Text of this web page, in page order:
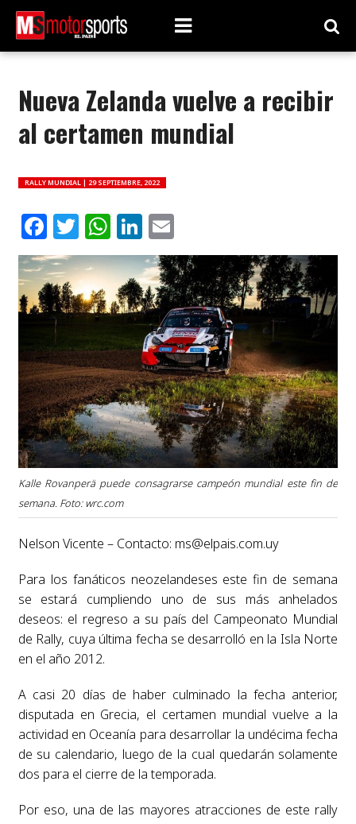
Nueva Zelanda vuelve a recibir
al certamen mundial
RALLY MUNDIAL | 29 SEPTIEMBRE, 2022
Facebook
Twitter
WhatsApp
LinkedIn
Email
Kalle Rovanperä puede consagrarse campeón mundial este fin de
semana. Foto: wrc.com
Nelson Vicente – Contacto: ms@elpais.com.uy
Para los fanáticos neozelandeses este fin de semana
se estará cumpliendo uno de sus más anhelados
deseos: el regreso a su país del Campeonato Mundial
de Rally, cuya última fecha se desarrolló en la Isla Norte
en el año 2012.
A casi 20 días de haber culminado la fecha anterior,
disputada en Grecia, el certamen mundial vuelve a la
actividad en Oceanía para desarrollar la undécima fecha
de su calendario, luego de la cual quedarán solamente
dos para el cierre de la temporada.
Por eso, una de las mayores atracciones de este rally